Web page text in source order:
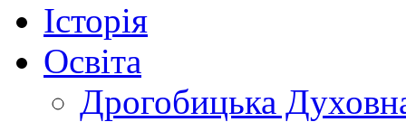
Історія
Освіта
Дрогобицька